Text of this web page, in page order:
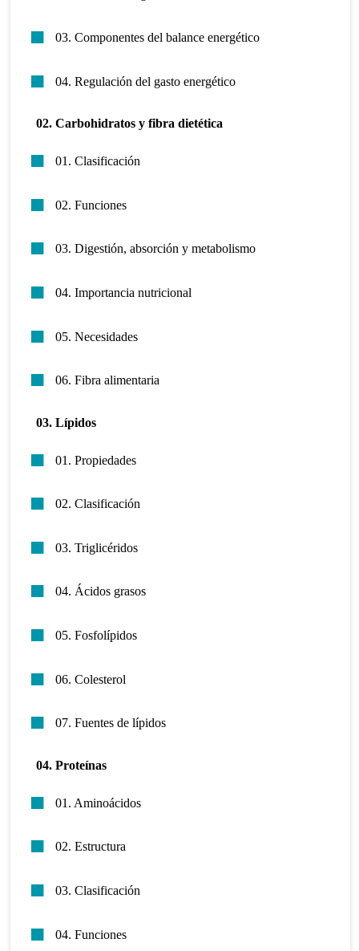
03. Componentes del balance energético
04. Regulación del gasto energético
02. Carbohidratos y fibra dietética
01. Clasificación
02. Funciones
03. Digestión, absorción y metabolismo
04. Importancia nutricional
05. Necesidades
06. Fibra alimentaria
03. Lípidos
01. Propiedades
02. Clasificación
03. Triglicéridos
04. Ácidos grasos
05. Fosfolípidos
06. Colesterol
07. Fuentes de lípidos
04. Proteínas
01. Aminoácidos
02. Estructura
03. Clasificación
04. Funciones